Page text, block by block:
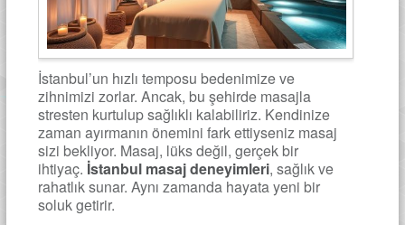
İstanbul’un hızlı temposu bedenimize ve
zihnimizi zorlar. Ancak, bu şehirde masajla
stresten kurtulup sağlıklı kalabiliriz. Kendinize
zaman ayırmanın önemini fark ettiyseniz masaj
sizi bekliyor. Masaj, lüks değil, gerçek bir
ihtiyaç. İstanbul masaj deneyimleri, sağlık ve
rahatlık sunar. Aynı zamanda hayata yeni bir
soluk getirir.